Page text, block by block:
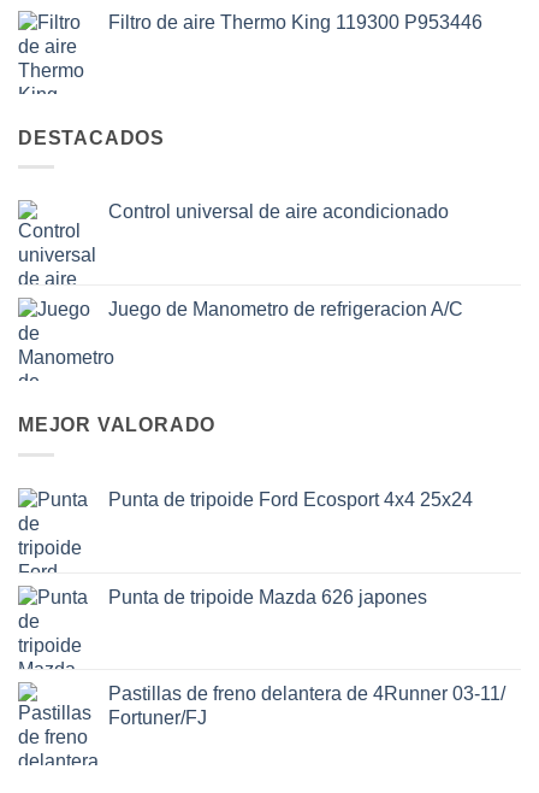
Filtro de aire Thermo King 119300 P953446
DESTACADOS
Control universal de aire acondicionado
Juego de Manometro de refrigeracion A/C
MEJOR VALORADO
Punta de tripoide Ford Ecosport 4x4 25x24
Punta de tripoide Mazda 626 japones
Pastillas de freno delantera de 4Runner 03-11/
Fortuner/FJ